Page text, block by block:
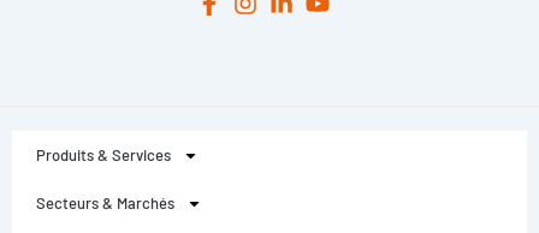
Produits & Services
Secteurs & Marchés